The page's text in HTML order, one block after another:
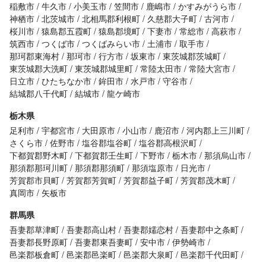
稲敷市 牛久市 小美玉市 笠間市 鹿嶋市 かすみがうら市
神栖市 北茨城市 北相馬郡利根町 久慈郡大子町 古河市
桜川市 猿島郡五霞町 猿島郡境町 下妻市 常総市 高萩市
筑西市 つくば市 つくばみらい市 土浦市 取手市
那珂郡東海村 那珂市 行方市 坂東市 東茨城郡茨城町
東茨城郡大洗町 東茨城郡城里町 常陸太田市 常陸大宮市
日立市 ひたちなか市 鉾田市 水戸市 守谷市
結城郡八千代町 結城市 龍ケ崎市
栃木県
足利市 宇都宮市 大田原市 小山市 鹿沼市 河内郡上三川町
さくら市 佐野市 塩谷郡塩谷町 塩谷郡高根沢町
下都賀郡野木町 下都賀郡壬生町 下野市 栃木市 那須烏山市
那須郡那珂川町 那須郡那須町 那須塩原市
日光市
芳賀郡市貝町 芳賀郡芳賀町 芳賀郡益子町 芳賀郡茂木町
真岡市
矢板市
群馬県
吾妻郡草津町 吾妻郡高山村 吾妻郡嬬恋村 吾妻郡中之条町
吾妻郡長野原町 吾妻郡東吾妻町 安中市 伊勢崎市
邑楽郡板倉町 邑楽郡邑楽町 邑楽郡大泉町 邑楽郡千代田町